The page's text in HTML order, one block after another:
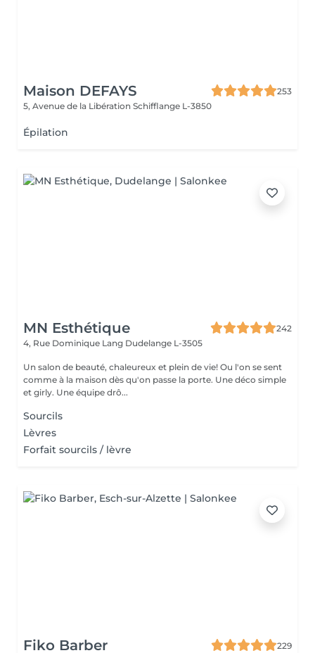
Maison DEFAYS
253
5, Avenue de la Libération Schifflange L-3850
Épilation
MN Esthétique
242
4, Rue Dominique Lang Dudelange L-3505
Un salon de beauté, chaleureux et plein de vie! Ou l'on se sent
comme à la maison dès qu'on passe la porte. Une déco simple
et girly. Une équipe drô...
Sourcils
Lèvres
Forfait sourcils / lèvre
Fiko Barber
229